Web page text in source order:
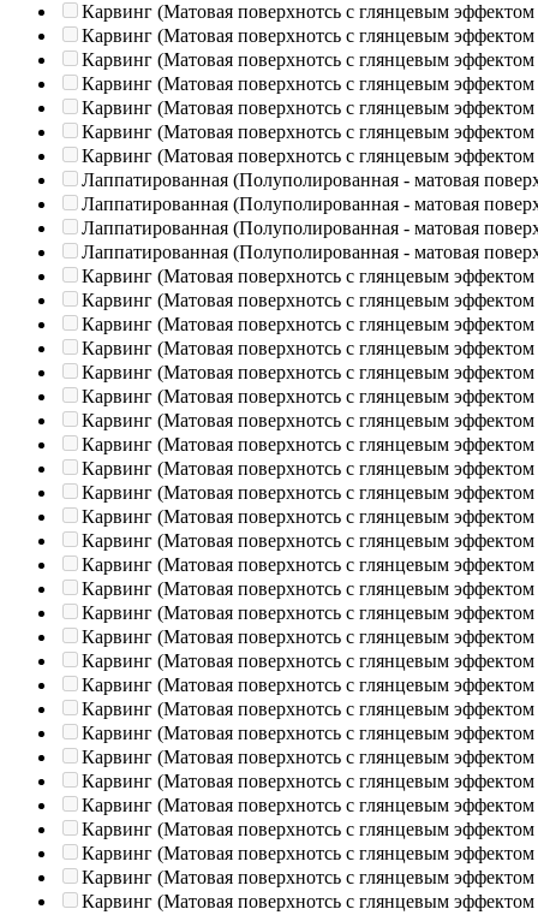
Карвинг (Матовая поверхнотсь с глянцевым эффектом
Карвинг (Матовая поверхнотсь с глянцевым эффектом
Карвинг (Матовая поверхнотсь с глянцевым эффектом
Карвинг (Матовая поверхнотсь с глянцевым эффектом
Карвинг (Матовая поверхнотсь с глянцевым эффектом
Карвинг (Матовая поверхнотсь с глянцевым эффектом
Карвинг (Матовая поверхнотсь с глянцевым эффектом
Лаппатированная (Полуполированная - матовая
Лаппатированная (Полуполированная - матовая
Лаппатированная (Полуполированная - матовая
Лаппатированная (Полуполированная - матовая
Карвинг (Матовая поверхнотсь с глянцевым эффектом
Карвинг (Матовая поверхнотсь с глянцевым эффектом
Карвинг (Матовая поверхнотсь с глянцевым эффектом
Карвинг (Матовая поверхнотсь с глянцевым эффектом
Карвинг (Матовая поверхнотсь с глянцевым эффектом
Карвинг (Матовая поверхнотсь с глянцевым эффектом
Карвинг (Матовая поверхнотсь с глянцевым эффектом
Карвинг (Матовая поверхнотсь с глянцевым эффектом
Карвинг (Матовая поверхнотсь с глянцевым эффектом
Карвинг (Матовая поверхнотсь с глянцевым эффектом
Карвинг (Матовая поверхнотсь с глянцевым эффектом
Карвинг (Матовая поверхнотсь с глянцевым эффектом
Карвинг (Матовая поверхнотсь с глянцевым эффектом
Карвинг (Матовая поверхнотсь с глянцевым эффектом
Карвинг (Матовая поверхнотсь с глянцевым эффектом
Карвинг (Матовая поверхнотсь с глянцевым эффектом
Карвинг (Матовая поверхнотсь с глянцевым эффектом
Карвинг (Матовая поверхнотсь с глянцевым эффектом
Карвинг (Матовая поверхнотсь с глянцевым эффектом
Карвинг (Матовая поверхнотсь с глянцевым эффектом
Карвинг (Матовая поверхнотсь с глянцевым эффектом
Карвинг (Матовая поверхнотсь с глянцевым эффектом
Карвинг (Матовая поверхнотсь с глянцевым эффектом
Карвинг (Матовая поверхнотсь с глянцевым эффектом
Карвинг (Матовая поверхнотсь с глянцевым эффектом
Карвинг (Матовая поверхнотсь с глянцевым эффектом
Карвинг (Матовая поверхнотсь с глянцевым эффектом